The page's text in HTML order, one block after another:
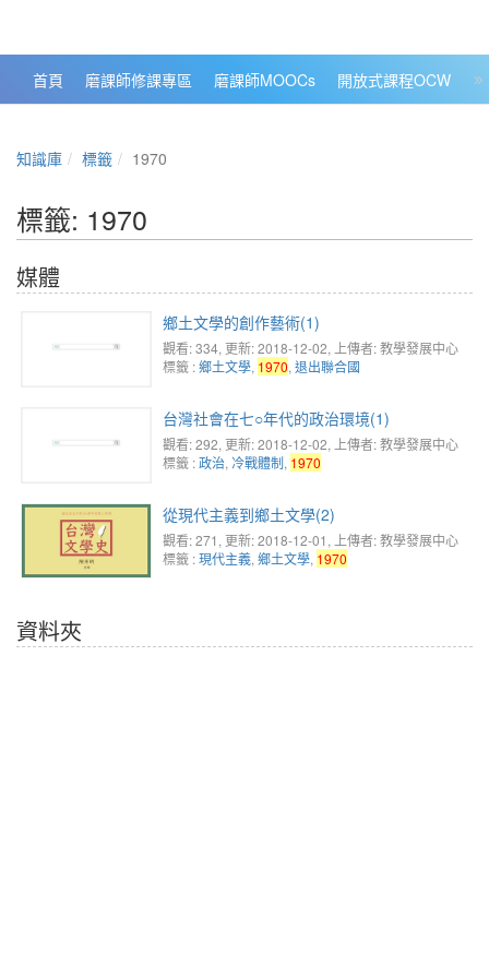
首頁 磨課師修課專區 磨課師MOOCs 開放式課程OCW
知識庫 標籤 1970
標籤: 1970
媒體
鄉土文學的創作藝術(1)
觀看: 334, 更新: 2018-12-02, 上傳者: 教學發展中心
標籤 :鄉土文學, 1970, 退出聯合國
台灣社會在七○年代的政治環境(1)
觀看: 292, 更新: 2018-12-02, 上傳者: 教學發展中心
標籤 :政治, 冷戰體制, 1970
從現代主義到鄉土文學(2)
觀看: 271 , 更新: 2018-12-01, 上傳者: 教學發展中心
標籤 :現代主義, 鄉土文學, 1970
資料夾